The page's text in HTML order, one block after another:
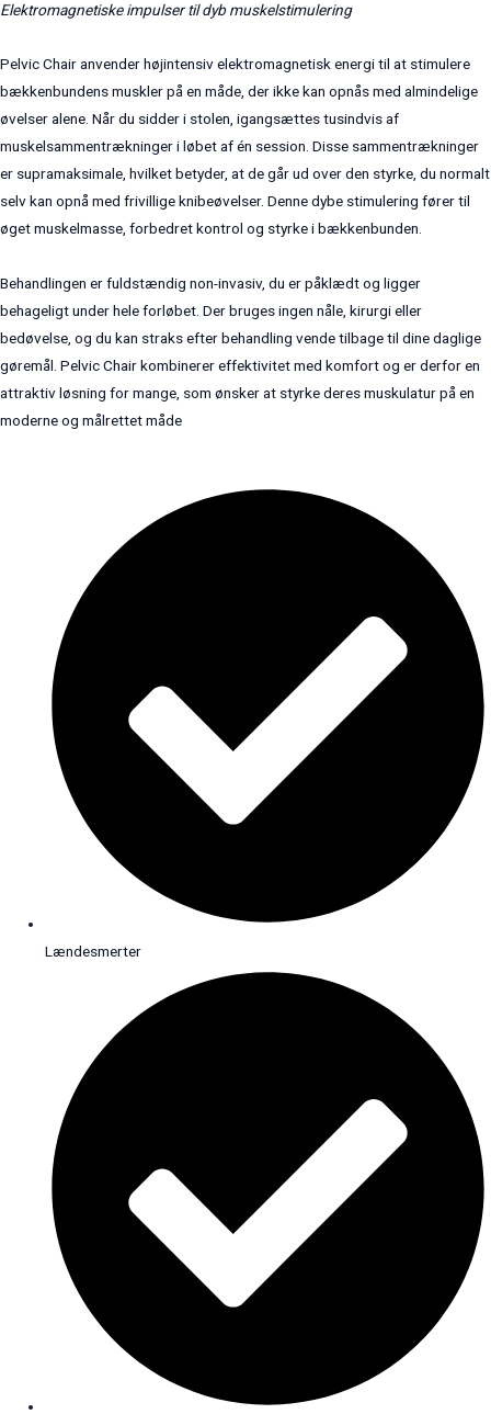
Elektromagnetiske impulser til dyb muskelstimulering
Pelvic Chair anvender højintensiv elektromagnetisk energi til at stimulere
bækkenbundens muskler på en måde, der ikke kan opnås med almindelige
øvelser alene. Når du sidder i stolen, igangsættes tusindvis af
muskelsammentrækninger i løbet af én session. Disse sammentrækninger
er supramaksimale, hvilket betyder, at de går ud over den styrke, du normalt
selv kan opnå med frivillige knibeøvelser. Denne dybe stimulering fører til
øget muskelmasse, forbedret kontrol og styrke i bækkenbunden.
Behandlingen er fuldstændig non-invasiv, du er påklædt og ligger
behageligt under hele forløbet. Der bruges ingen nåle, kirurgi eller
bedøvelse, og du kan straks efter behandling vende tilbage til dine daglige
gøremål. Pelvic Chair kombinerer effektivitet med komfort og er derfor en
attraktiv løsning for mange, som ønsker at styrke deres muskulatur på en
moderne og målrettet måde
Lændesmerter